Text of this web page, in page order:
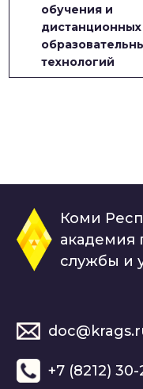
обучения и
дистанционных
технологий
Коми
академия
службы и
+7 (8212)